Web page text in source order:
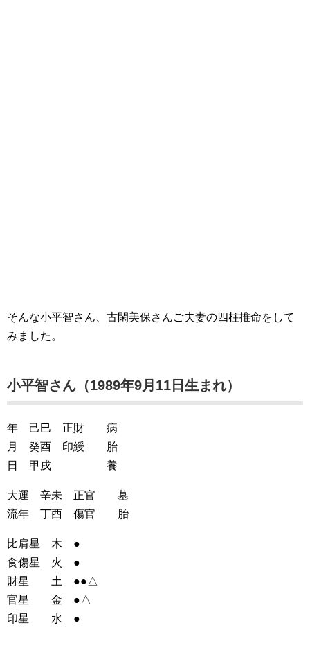
そんな小平智さん、古閑美保さんご夫妻の四柱推命をして
みました。
小平智さん（1989年9月11日生まれ）
年 己巳 正財 病
月 癸酉 印綬 胎
日 甲戌 養
大運 辛未 正官 墓
流年 丁酉 傷官 胎
比肩星 木 ●
食傷星 火 ●
財星 土 ●●△
官星 金 ●△
印星 水 ●